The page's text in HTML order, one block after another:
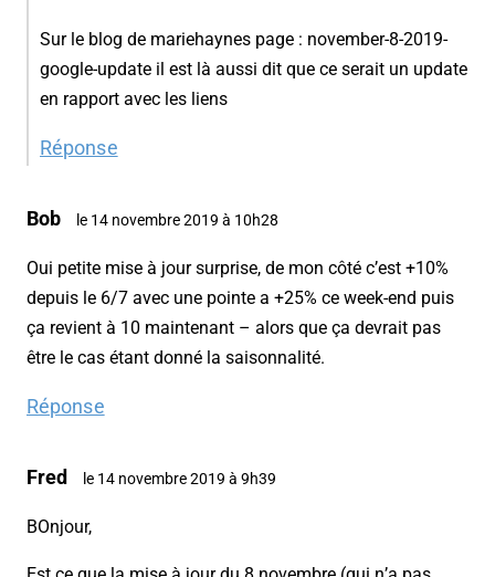
Sur le blog de mariehaynes page : november-8-2019-
google-update il est là aussi dit que ce serait un update
en rapport avec les liens
Réponse
Bob le 14 novembre 2019 à 10h28
Oui petite mise à jour surprise, de mon côté c’est +10%
depuis le 6/7 avec une pointe a +25% ce week-end puis
ça revient à 10 maintenant – alors que ça devrait pas
être le cas étant donné la saisonnalité.
Réponse
Fred le 14 novembre 2019 à 9h39
BOnjour,